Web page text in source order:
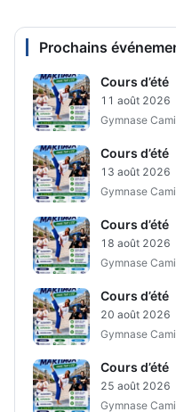
Prochains
Cours d’été
11 août 2026
Gymnase
Cours d’été
13 août 2026
Gymnase
Cours d’été
18 août 2026
Gymnase
Cours d’été
20 août 2026
Gymnase
Cours d’été
25 août 2026
Gymnase